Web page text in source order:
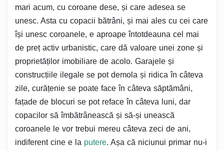
mari acum, cu coroane dese, și care adesea se
unesc. Asta cu copacii bătrâni, și mai ales cu cei care
își unesc coroanele, e aproape întotdeauna cel mai
de preț activ urbanistic, care dă valoare unei zone și
proprietăților imobiliare de acolo. Garajele și
construcțiile ilegale se pot demola și ridica în câteva
zile, curățenie se poate face în câteva săptămâni,
fațade de blocuri se pot reface în câteva luni, dar
copacilor să îmbătrânească și să-și unească
coroanele le vor trebui mereu câteva zeci de ani,
indiferent cine e la putere. Așa că niciunui primar nu-i